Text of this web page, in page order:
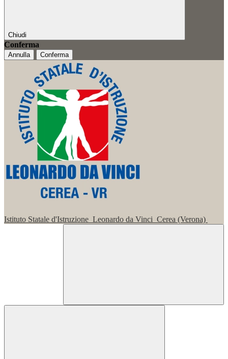
Chiudi
Conferma
Annulla Conferma
Istituto Statale d'Istruzione Leonardo da Vinci Cerea (Verona)